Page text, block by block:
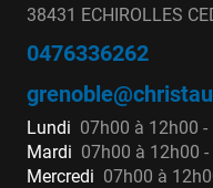
38431 ECHIROLLES
0476336262
Lundi 07h00 à 12h00
Mardi 07h00 à 12h00
Mercredi 07h00 à